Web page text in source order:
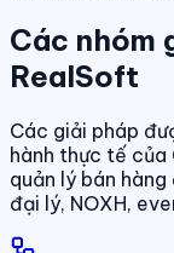
Các nhóm
RealSoft
Các giải pháp
hành thực tế của
quản lý bán
đại lý, NOXH,